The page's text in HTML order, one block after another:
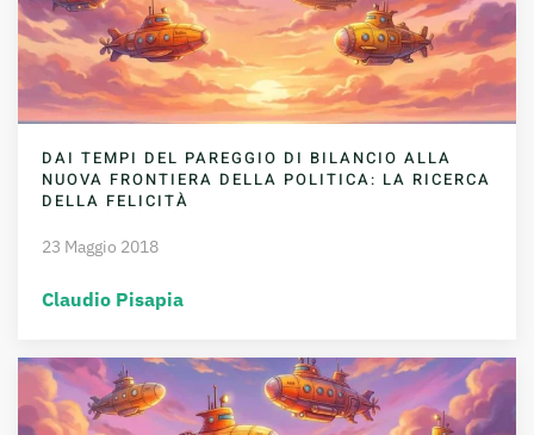
DAI TEMPI DEL PAREGGIO DI BILANCIO ALLA
NUOVA FRONTIERA DELLA POLITICA: LA RICERCA
DELLA FELICITÀ
23 Maggio 2018
Claudio Pisapia